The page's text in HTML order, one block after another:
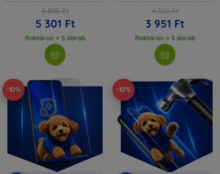
5 890 Ft
5 301 Ft
Raktáron > 5 darab
4 390 Ft
3 951 Ft
Raktáron > 5 darab
-10% -10%